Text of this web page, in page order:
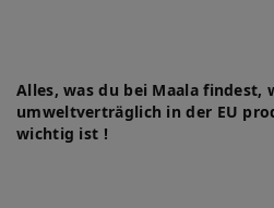
Alles, was du bei Maala findest,
umweltverträglich in der EU
wichtig ist !